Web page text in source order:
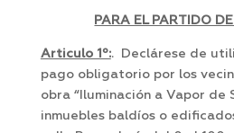
PARA EL PARTIDO
Articulo 1º:. Declárese de
pago obligatorio por los
obra “Iluminación a Vapor de
inmuebles baldíos o